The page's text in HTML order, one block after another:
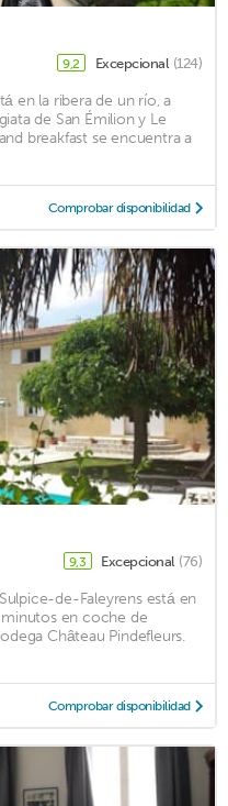
9,2 Excepcional (124)
en la ribera de un río, a
de San Émilion y Le
breakfast se encuentra a
Comprobar disponibilidad
9,3 Excepcional (76)
de-Faleyrens está en
en coche de
Château Pindefleurs.
Comprobar disponibilidad